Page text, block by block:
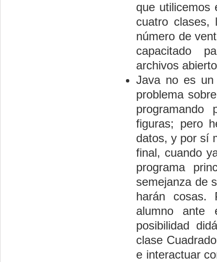
que utilicemos
cuatro clases,
número de
capacitado
archivos
Java no es un
problema
programando
figuras; pero
datos, y por sí
final, cuando
programa
semejanza de
harán cosas.
alumno ante
posibilidad
clase
e interactuar